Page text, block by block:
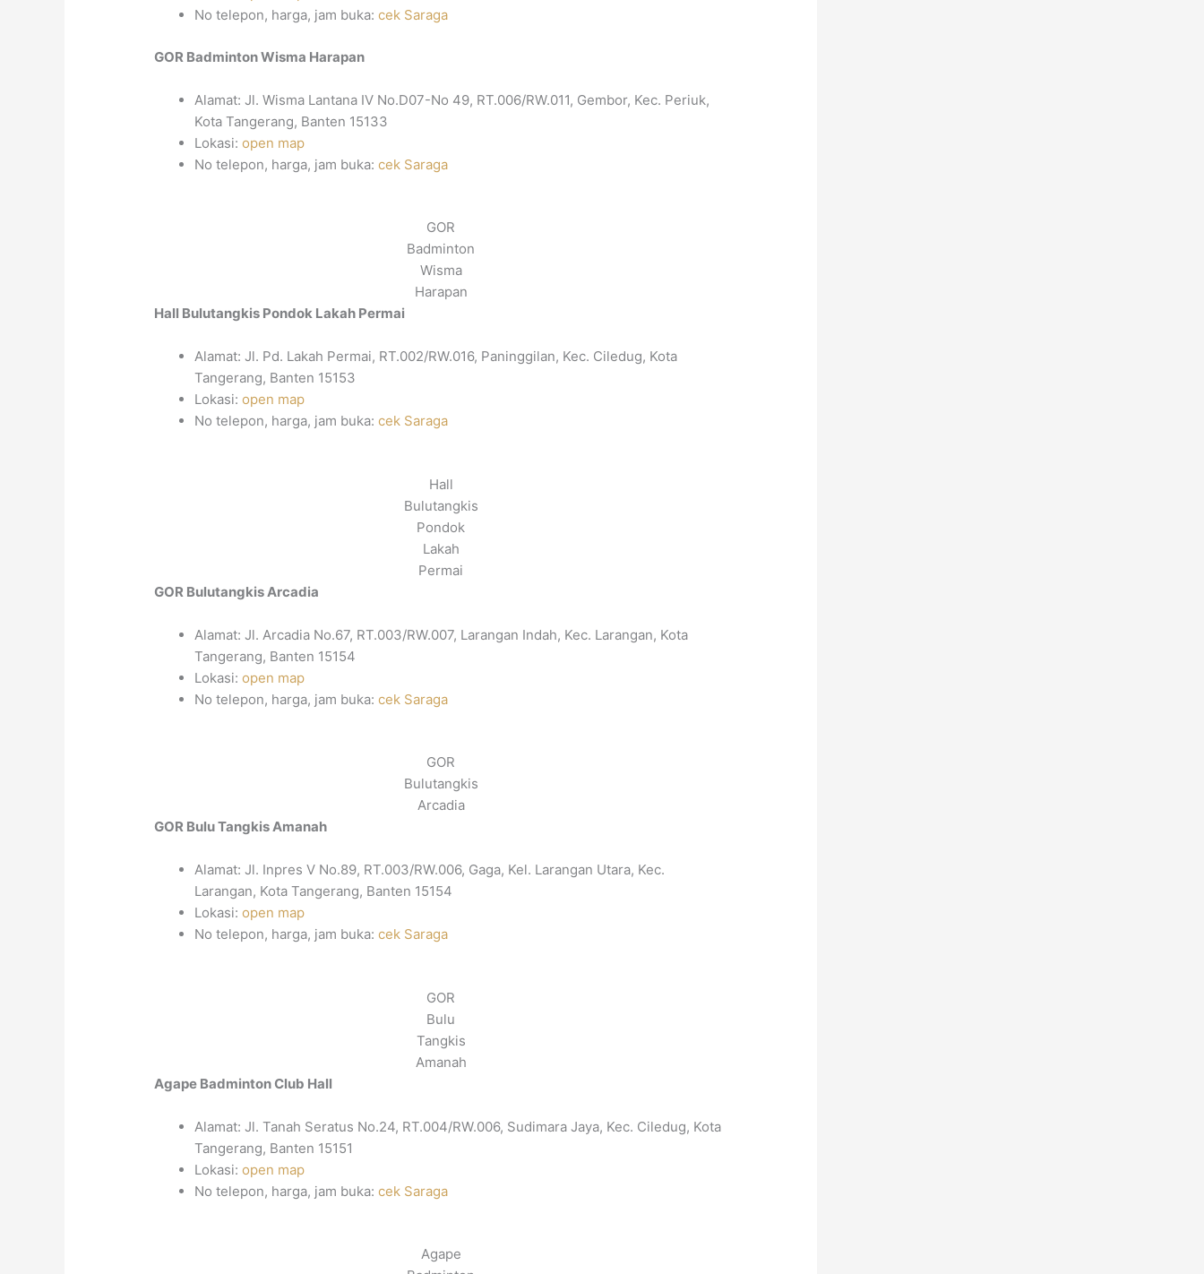
No telepon, harga, jam buka:cek Saraga
GOR Badminton Wisma Harapan
Alamat: Jl. Wisma Lantana IV No.D07-No 49, RT.006/RW.011, Gembor, Kec. Periuk,
Kota Tangerang, Banten 15133
Lokasi:open map
No telepon, harga, jam buka:cek Saraga
GOR
Badminton
Wisma
Harapan
Hall Bulutangkis Pondok Lakah Permai
Alamat: Jl. Pd. Lakah Permai, RT.002/RW.016, Paninggilan, Kec. Ciledug, Kota
Tangerang, Banten 15153
Lokasi:open map
No telepon, harga, jam buka:cek Saraga
Hall
Bulutangkis
Pondok
Lakah
Permai
GOR Bulutangkis Arcadia
Alamat: Jl. Arcadia No.67, RT.003/RW.007, Larangan Indah, Kec. Larangan, Kota
Tangerang, Banten 15154
Lokasi:open map
No telepon, harga, jam buka:cek Saraga
GOR
Bulutangkis
Arcadia
GOR Bulu Tangkis Amanah
Alamat: Jl. Inpres V No.89, RT.003/RW.006, Gaga, Kel. Larangan Utara, Kec.
Larangan, Kota Tangerang, Banten 15154
Lokasi:open map
No telepon, harga, jam buka:cek Saraga
GOR
Bulu
Tangkis
Amanah
Agape Badminton Club Hall
Alamat: Jl. Tanah Seratus No.24, RT.004/RW.006, Sudimara Jaya, Kec. Ciledug, Kota
Tangerang, Banten 15151
Lokasi:open map
No telepon, harga, jam buka:cek Saraga
Agape